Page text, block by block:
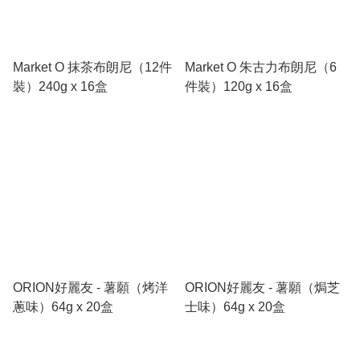
Market O 抹茶布朗尼（12件
裝）240g x 16盒
Market O 朱古力布朗尼（6
件裝）120g x 16盒
ORION好麗友 - 薯願（烤洋
蔥味）64g x 20盒
ORION好麗友 - 薯願（焗芝
士味）64g x 20盒